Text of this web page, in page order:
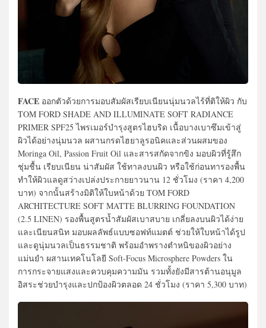
FACE ออกตัวด้วยการมอบสัมผัสเรียบเนียนนุ่มนวลไร้ที่ติให้ผิว กับ
TOM FORD SHADE AND ILLUMINATE SOFT RADIANCE
PRIMER SPF25 ไพรเมอร์บำรุงสูตรไฮบริด เนื้อบางเบาซึมเข้าสู่
ผิวได้อย่างนุ่มนวล ผสานกรดไฮยาลูรอนิคและส่วนผสมของ
Moringa Oil, Passion Fruit Oil และสารสกัดจากขิง มอบผิวที่รู้สึก
ชุ่มชื้น เรียบเนียน น่าสัมผัส ใช้ทาลงบนผิว หรือใช้ก่อนทารองพื้น
ทำให้ผิวแลดูสว่างเปล่งประกายยาวนาน 12 ชั่วโมง (ราคา 4,200
บาท) จากนั้นสร้างมิติให้ใบหน้าด้วย TOM FORD
ARCHITECTURE SOFT MATTE BLURRING FOUNDATION
(2.5 LINEN) รองพื้นสูตรน้ำสัมผัสเบาสบาย เกลี่ยลงบนผิวได้ง่าย
และเนียนสนิท มอบผลลัพธ์แบบซอฟท์แมตต์ ช่วยให้ใบหน้าได้รูป
และดูนุ่มนวลเป็นธรรมชาติ พร้อมอำพรางตำหนิของผิวอย่าง
แม่นยำ ผสานเทคโนโลยี Soft-Focus Microsphere Powders ใน
การกระจายแสงและควบคุมความมัน รวมทั้งยังมีสารต้านอนุมูล
อิสระช่วยบำรุงและปกป้องผิวตลอด 24 ชั่วโมง (ราคา 5,300 บาท)